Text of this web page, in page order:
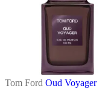
Tom Ford Oud Voyager